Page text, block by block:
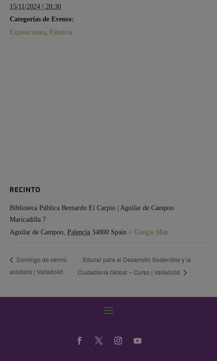
15/11/2024 | 20:30
Categorías de Evento:
Exposiciones Palencia
RECINTO
Biblioteca Pública Bernardo El Carpio | Aguilar de Campoo
Maricadilla 7
Aguilar de Campoo Palencia 34800 Spain + Google Map
Domingo de vermú
solidario | Valladolid
Educar para el Desarrollo Sostenible y la
Ciudadanía Global – Curso | Valladolid